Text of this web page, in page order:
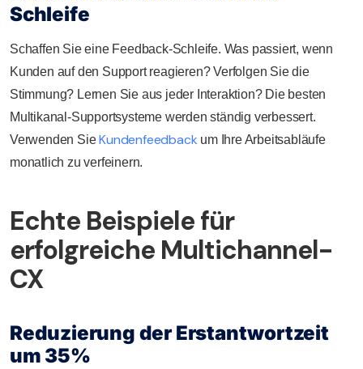
Schleife
Schaffen Sie eine Feedback-Schleife. Was passiert, wenn
Kunden auf den Support reagieren? Verfolgen Sie die
Stimmung? Lernen Sie aus jeder Interaktion? Die besten
Multikanal-Supportsysteme werden ständig verbessert.
Verwenden Sie Kundenfeedback um Ihre Arbeitsabläufe
monatlich zu verfeinern.
Echte Beispiele für
erfolgreiche Multichannel-
CX
Reduzierung der Erstantwortzeit
um 35%